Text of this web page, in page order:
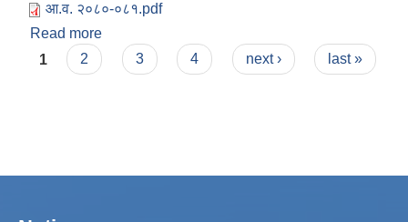
आ.व. २०८०-०८१.pdf
Read more
Pages
1 2 3 4 next › last »